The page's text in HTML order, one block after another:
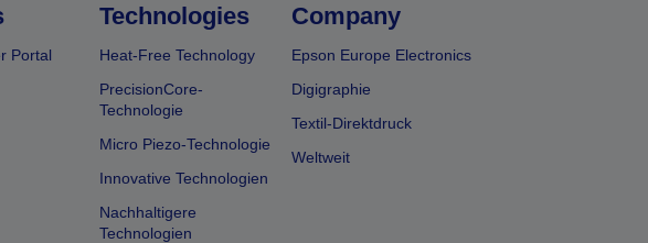
Portal
Technologies
Heat-Free Technology
PrecisionCore-
Technologie
Micro Piezo-Technologie
Innovative Technologien
Nachhaltigere
Technologien
Company
Epson Europe Electronics
Digigraphie
Textil-Direktdruck
Weltweit